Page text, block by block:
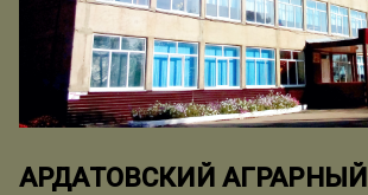
АРДАТОВСКИЙ АГРАРНЫЙ